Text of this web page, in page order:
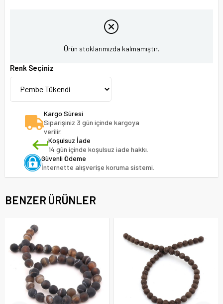
Ürün stoklarımızda kalmamıştır.
Renk Seçiniz
Kargo Süresi
Siparişiniz 3 gün içinde kargoya
verilir.
Koşulsuz İade
14 gün içinde koşulsuz iade hakkı.
Güvenli Ödeme
İnternette alışverişe koruma sistemi.
BENZER ÜRÜNLER